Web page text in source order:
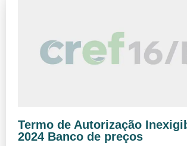
Termo de Autorização
2024 Banco de preços